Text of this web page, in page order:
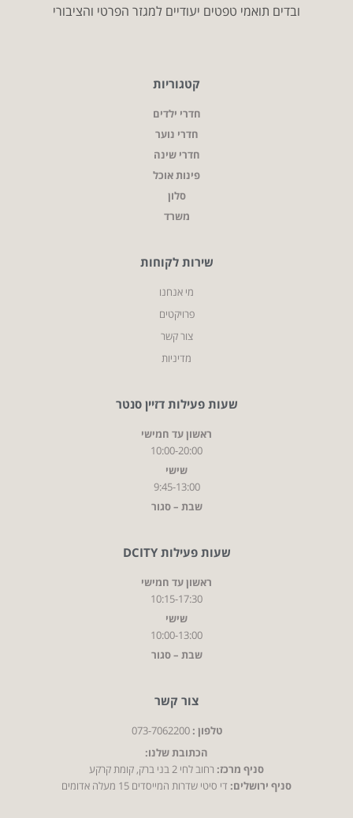
ובדים תואמי טפטים יעודיים למגזר הפרטי והציבורי
קטגוריות
חדרי ילדים
חדרי נוער
חדרי שינה
פינות אוכל
סלון
משרד
שירות לקוחות
מי אנחנו
פרויקטים
צור קשר
מדיניות
שעות פעילות דזיין סנטר
ראשון עד חמישי
10:00-20:00
שישי
9:45-13:00
שבת – סגור
שעות פעילות DCITY
ראשון עד חמישי
10:15-17:30
שישי
10:00-13:00
שבת – סגור
צור קשר
טלפון : 073-7062200
הכתובת שלנו:
סניף מרכז:רחוב לחי 2 בני ברק, קומת קרקע
סניף ירושלים:די סיטי שדרות המייסדים 15 מעלה אדומים